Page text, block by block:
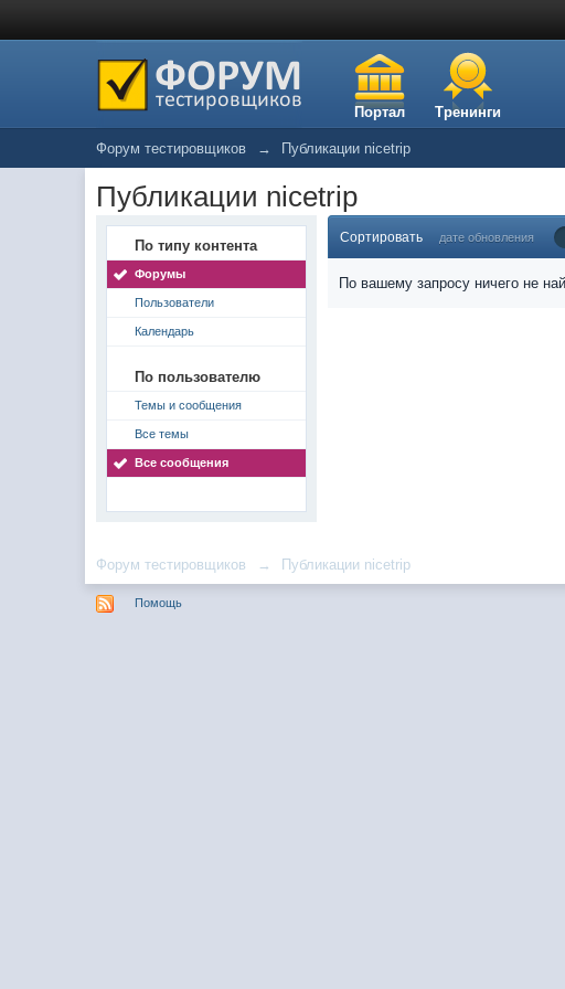
Портал Тренинги
Форум тестировщиков → Публикации nicetrip
Публикации nicetrip
По типу контента
Форумы
Пользователи
Календарь
По пользователю
Темы и сообщения
Все темы
Все сообщения
Сортировать дате обновления
По вашему запросу ничего не
Форум тестировщиков → Публикации nicetrip
Помощь